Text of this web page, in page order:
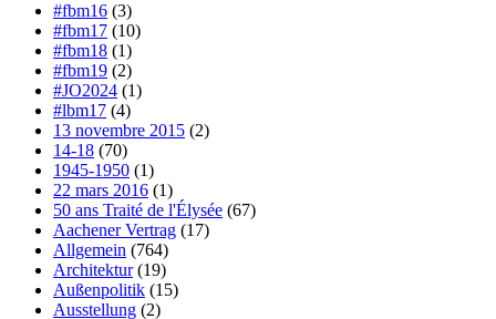
#fbm16 (3)
#fbm17 (10)
#fbm18 (1)
#fbm19 (2)
#JO2024 (1)
#lbm17 (4)
13 novembre 2015 (2)
14-18 (70)
1945-1950 (1)
22 mars 2016 (1)
50 ans Traité de l'Élysée (67)
Aachener Vertrag (17)
Allgemein (764)
Architektur(19)
Außenpolitik (15)
Ausstellung (2)